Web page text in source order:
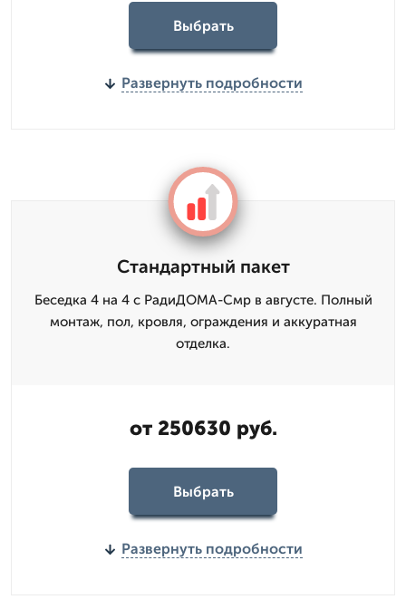
Выбрать
Развернуть подробности
Стандартный пакет
Беседка 4 на 4 с РадиДОМА-Смр в августе. Полный
монтаж, пол, кровля, ограждения и аккуратная
отделка.
от 250630 руб.
Выбрать
Развернуть подробности